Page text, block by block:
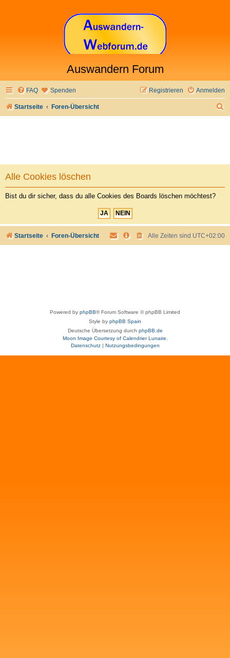
Auswandern Forum
FAQ Spenden Anmelden
Registrieren
Startseite Foren-Übersicht
Alle Cookies löschen
Bist du dir sicher, dass du alle Cookies des Boards löschen möchtest?
Startseite Foren-Übersicht Alle Zeiten sind UTC+02:00
Powered by phpBB® Forum Software © phpBB Limited
Style by phpBB Spain
Deutsche Übersetzung durch phpBB.de
Moon Image Courtesy of Calendrier Lunaire.
Datenschutz| Nutzungsbedingungen